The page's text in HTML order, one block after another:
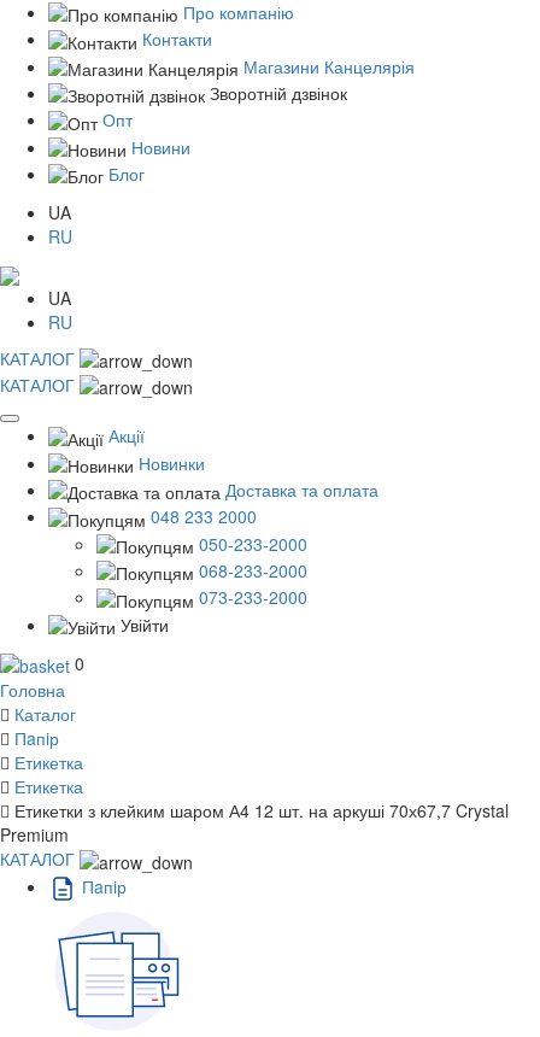
Про компанію
Контакти
Магазини Канцелярія
Зворотній дзвінок
Опт
Новини
Блог
UA
RU
UA
RU
КАТАЛОГ
КАТАЛОГ
Акції
Новинки
Доставка та оплата
048 233 2000
050-233-2000
068-233-2000
073-233-2000
Увійти
0
Головна
Каталог
Пaпiр
Етикетка
Етикетка
Етикетки з клейким шаром А4 12 шт. на аркуші 70х67,7 Crystal
Premium
КАТАЛОГ
Пaпiр